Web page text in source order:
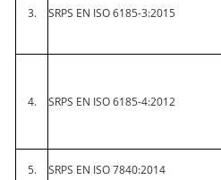
3. SRPS EN ISO 6185-3:2015
4. SRPS EN ISO 6185-4:2012
5.
SRPS EN ISO 7840:2014